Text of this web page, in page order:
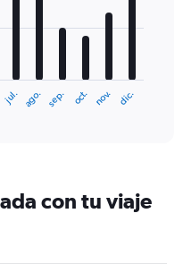
jul. ago. sep. oct. nov. dic.
con tu viaje